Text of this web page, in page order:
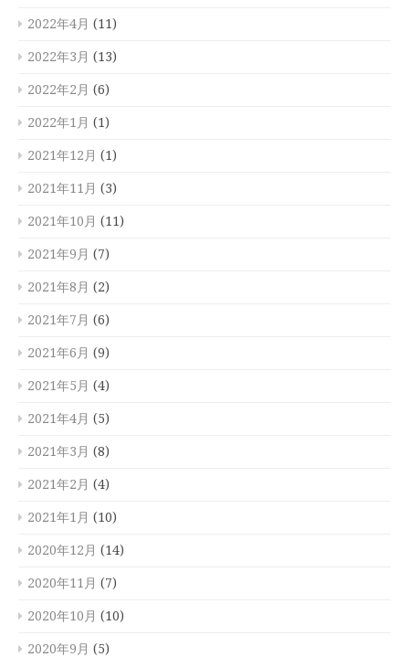
2022年4月 (11)
2022年3月 (13)
2022年2月 (6)
2022年1月 (1)
2021年12月 (1)
2021年11月 (3)
2021年10月 (11)
2021年9月 (7)
2021年8月 (2)
2021年7月 (6)
2021年6月 (9)
2021年5月 (4)
2021年4月 (5)
2021年3月 (8)
2021年2月 (4)
2021年1月 (10)
2020年12月 (14)
2020年11月 (7)
2020年10月 (10)
2020年9月 (5)